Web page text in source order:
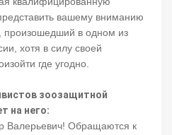
вашему вниманию
произошедший в одном из
хотя в силу своей
где угодно.
зоозащитной
на него:
Валерьевич! Обращаются к